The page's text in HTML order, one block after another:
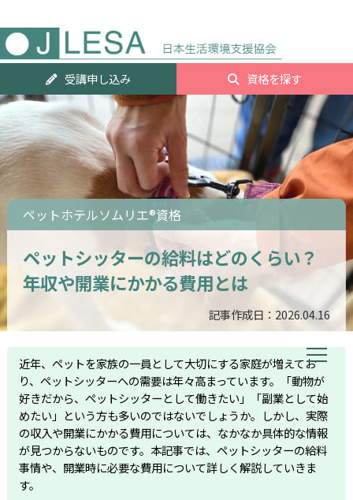
グ
受講申し込み 資格を探す
ペットホテルソムリエ®資格
ペットシッターの給料はどのくらい？
年収や開業にかかる費用とは
記事作成日：2026.04.16
近年、ペットを家族の一員として大切にする家庭が増えてお
り、ペットシッターへの需要は年々高まっています。「動物が
好きだから、ペットシッターとして働きたい」「副業として始
めたい」という方も多いのではないでしょうか。しかし、実際
の収入や開業にかかる費用については、なかなか具体的な情報
が見つからないものです。本記事では、ペットシッターの給料
事情や、開業時に必要な費用について詳しく解説していきま
す。